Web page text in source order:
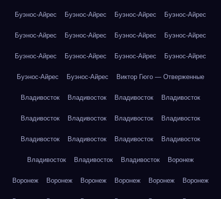
Буэнос-Айрес Буэнос-Айрес Буэнос-Айрес Буэнос-Айрес
Буэнос-Айрес Буэнос-Айрес Буэнос-Айрес Буэнос-Айрес
Буэнос-Айрес Буэнос-Айрес Буэнос-Айрес Буэнос-Айрес
Буэнос-Айрес Буэнос-Айрес Виктор Гюго — Отверженные
Владивосток Владивосток Владивосток Владивосток
Владивосток Владивосток Владивосток Владивосток
Владивосток Владивосток Владивосток Владивосток
Владивосток Владивосток Владивосток Воронеж
Воронеж Воронеж Воронеж Воронеж Воронеж Воронеж